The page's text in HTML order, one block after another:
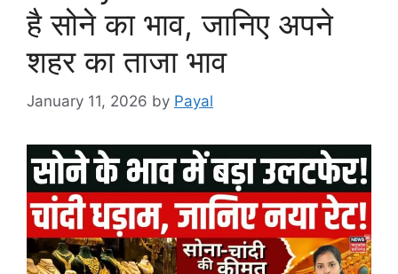
है सोने का भाव, जानिए अपने
शहर का ताजा भाव
January 11, 2026 by Payal